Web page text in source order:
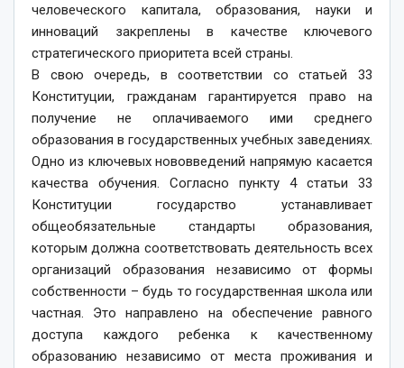
человеческого капитала, образования, науки и
инноваций закреплены в качестве ключевого
стратегического приоритета всей страны.
В свою очередь, в соответствии со статьей 33
Конституции, гражданам гарантируется право на
получение не оплачиваемого ими среднего
образования в государственных учебных заведениях.
Одно из ключевых нововведений напрямую касается
качества обучения. Согласно пункту 4 статьи 33
Конституции государство устанавливает
общеобязательные стандарты образования,
которым должна соответствовать деятельность всех
организаций образования независимо от формы
собственности – будь то государственная школа или
частная. Это направлено на обеспечение равного
доступа каждого ребенка к качественному
образованию независимо от места проживания и